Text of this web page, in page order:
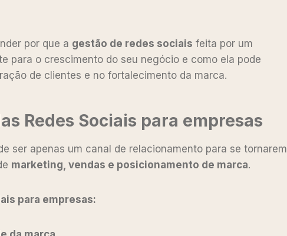
por que a gestão de redes sociais feita por um
para o crescimento do seu negócio e como ela pode
de clientes e no fortalecimento da marca.
Redes Sociais para empresas
ser apenas um canal de relacionamento para se tornarem
marketing, vendas e posicionamento de marca.
para empresas: